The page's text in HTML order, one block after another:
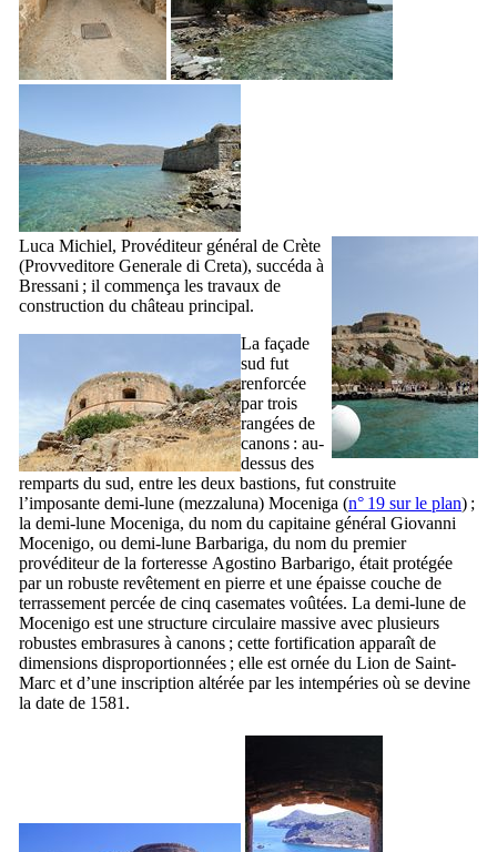
Luca Michiel, Provéditeur général de Crète
(Provveditore Generale di Creta), succéda à
Bressani ; il commença les travaux de
construction du château principal.
La façade
sud fut
renforcée
par trois
rangées de
canons : au-
dessus des
remparts du sud, entre les deux bastions, fut construite
l’imposante demi-lune (mezzaluna) Moceniga (n° 19 sur le plan) ;
la demi-lune Moceniga, du nom du capitaine général Giovanni
Mocenigo, ou demi-lune Barbariga, du nom du premier
provéditeur de la forteresse Agostino Barbarigo, était protégée
par un robuste revêtement en pierre et une épaisse couche de
terrassement percée de cinq casemates voûtées. La demi-lune de
Mocenigo est une structure circulaire massive avec plusieurs
robustes embrasures à canons ; cette fortification apparaît de
dimensions disproportionnées ; elle est ornée du Lion de Saint-
Marc et d’une inscription altérée par les intempéries où se devine
la date de 1581.